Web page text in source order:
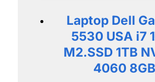
Laptop Dell
5530 USA i7
M2.SSD 1TB
4060